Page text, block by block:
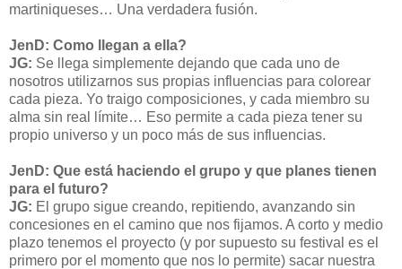
martiniqueses… Una verdadera fusión.
JenD: Como llegan a ella?
JG: Se llega simplemente dejando que cada uno de
nosotros utilizarnos sus propias influencias para colorear
cada pieza. Yo traigo composiciones, y cada miembro su
alma sin real límite… Eso permite a cada pieza tener su
propio universo y un poco más de sus influencias.
JenD: Que está haciendo el grupo y que planes tienen
para el futuro?
JG: El grupo sigue creando, repitiendo, avanzando sin
concesiones en el camino que nos fijamos. A corto y medio
plazo tenemos el proyecto (y por supuesto su festival es el
primero por el momento que nos lo permite) sacar nuestra